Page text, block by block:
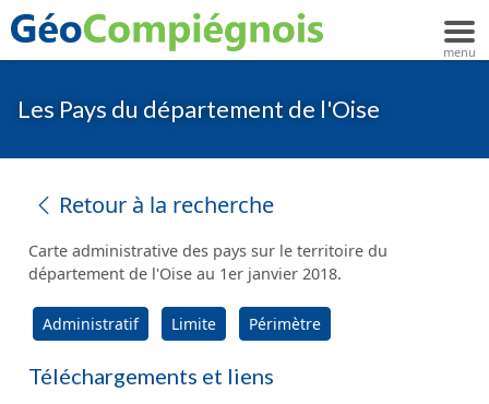
Les Pays du département de l'Oise
Retour à la recherche
Carte administrative des pays sur le territoire du
département de l'Oise au 1er janvier 2018.
Administratif Limite Périmètre
Téléchargements et liens